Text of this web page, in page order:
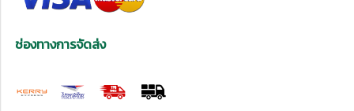
ช่องทางการจัดส่ง